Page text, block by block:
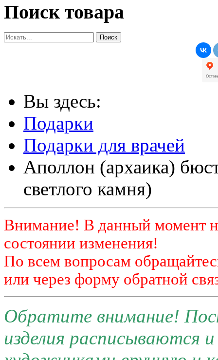
Поиск товара
Вы здесь:
Подарки
Подарки для врачей
Аполлон (архаика)
светлого камня)
Внимание! В данный момент
состоянии изменения!
По всем вопросам
или через форму обратной
Обратите внимание!
изделия расписываются